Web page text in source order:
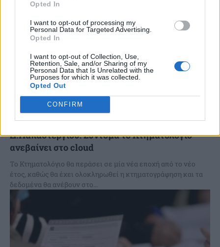
Opted In
I want to opt-out of processing my
Personal Data for Targeted Advertising.
Opted In
I want to opt-out of Collection, Use,
Retention, Sale, and/or Sharing of my
Personal Data that Is Unrelated with the
Purposes for which it was collected.
Opted Out
CONFIRM
Δ.Παπαστεργίου: Σύντομα το Κτηματολόγιο
ανεβαίνει στο cloud
Το Κτηματολόγιο θα περάσει σε μία νέα εποχή από το νέο
έτος, καθώς θα έχει ολοκληρωθεί η κτηματογράφηση και τα
δεδομένα θα ανέβουν στο...